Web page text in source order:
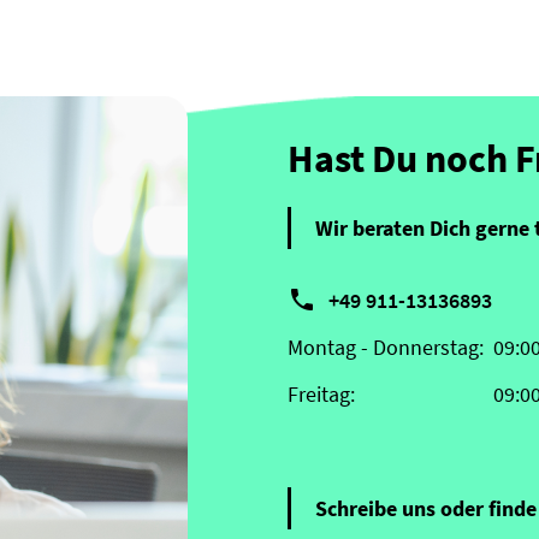
Hast Du noch
Wir beraten Dich
 +49 911-13136893
Montag - Donnerstag:
Freitag:
Schreibe uns oder